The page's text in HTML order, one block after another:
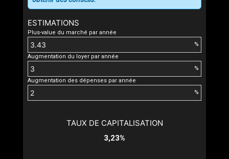
ESTIMATIONS
Plus-value du marché par année
%
Augmentation du loyer par année
%
Augmentation des dépenses par année
%
TAUX DE CAPITALISATION
3,23%